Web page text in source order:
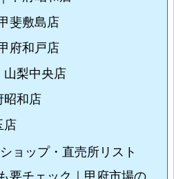
斐敷島店
府和戸店
山梨中央店
昭和店
店
ョップ・直売所リスト